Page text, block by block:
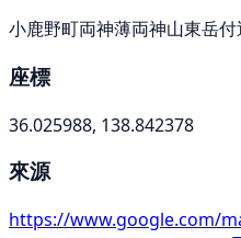
小鹿野町両神薄両神山東岳
座標
36.025988, 138.842378
來源
https://www.google.com/